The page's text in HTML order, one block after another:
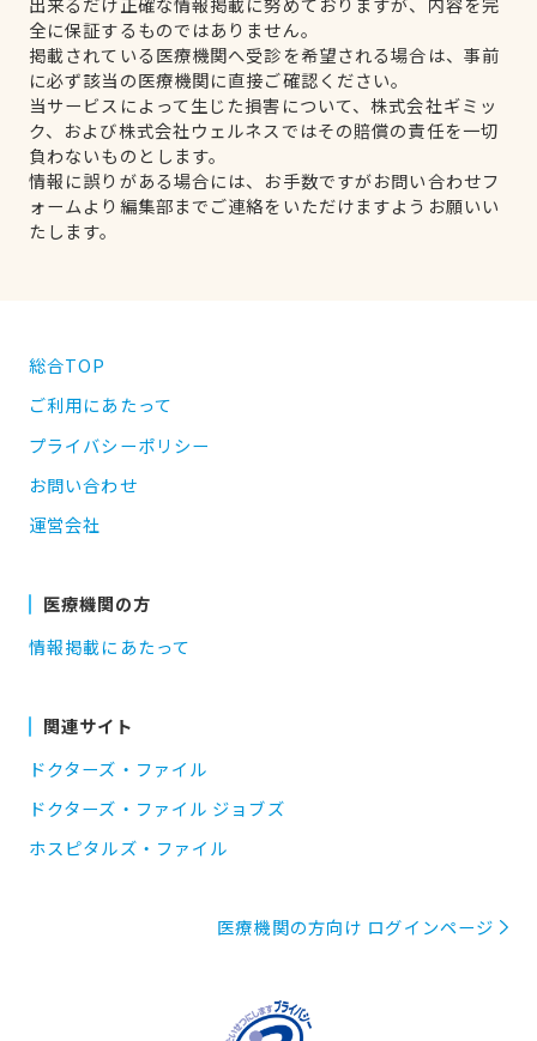
全に保証するものではありません。
掲載されている医療機関へ受診を希望される場合は、事前
に必ず該当の医療機関に直接ご確認ください。
当サービスによって生じた損害について、株式会社ギミッ
ク、および株式会社ウェルネスではその賠償の責任を一切
負わないものとします。
情報に誤りがある場合には、お手数ですがお問い合わせフ
ォームより編集部までご連絡をいただけますようお願いい
たします。
総合TOP
ご利用にあたって
プライバシーポリシー
お問い合わせ
運営会社
医療機関の方
情報掲載にあたって
関連サイト
ドクターズ・ファイル
ドクターズ・ファイル ジョブズ
ホスピタルズ・ファイル
医療機関の方向け ログインページ